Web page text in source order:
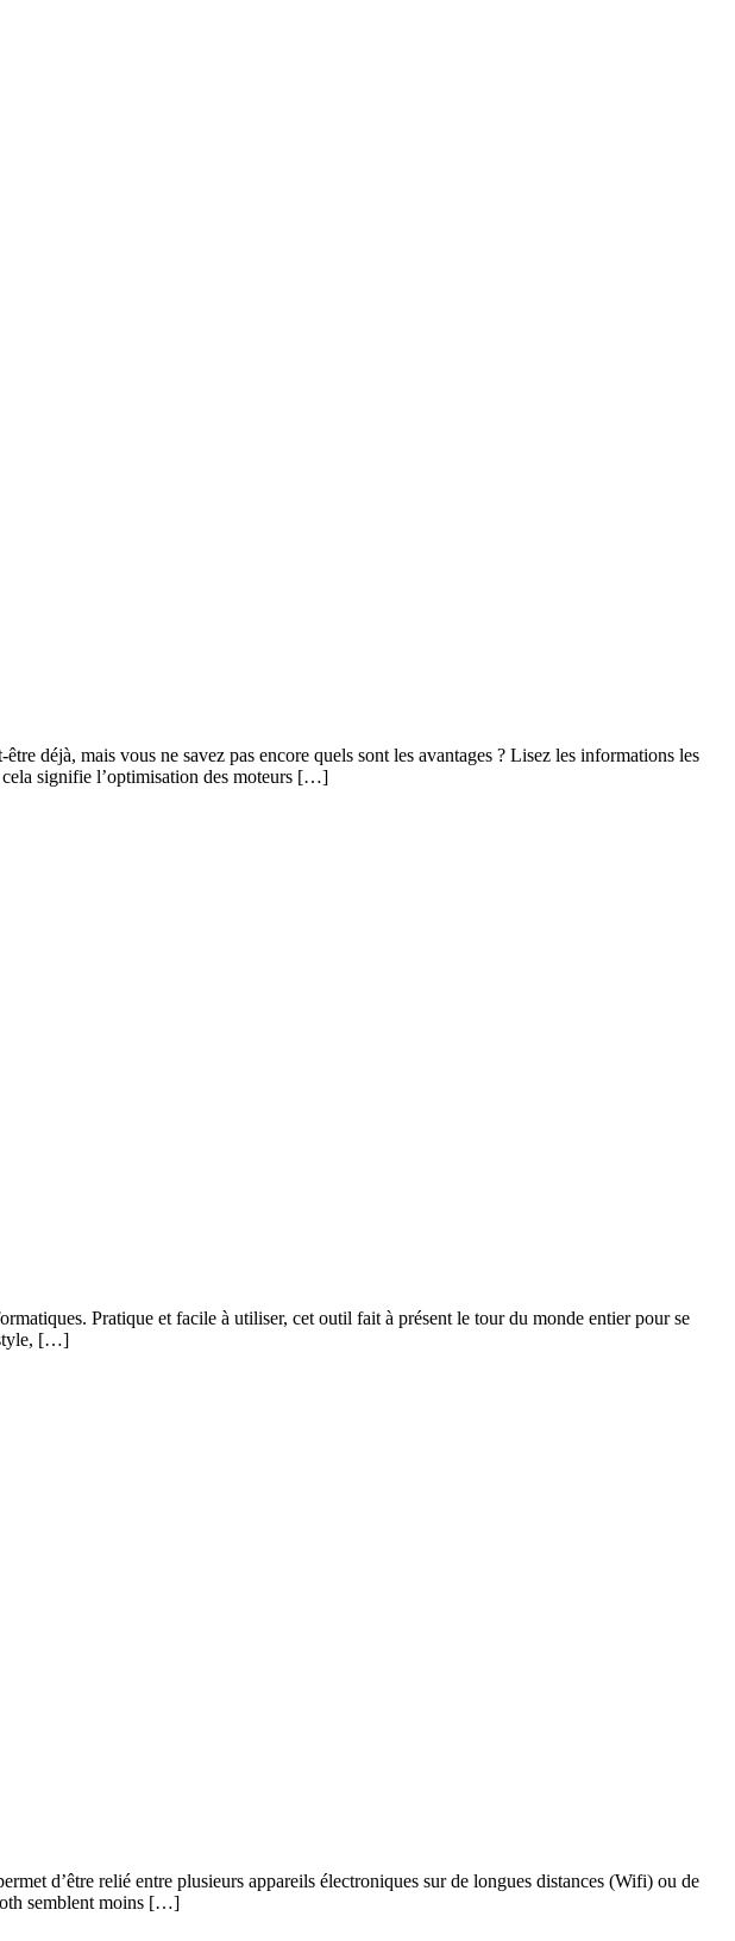
déjà, mais vous ne savez pas encore quels sont les avantages ? Lisez les informations les
signifie l’optimisation des moteurs […]
Pratique et facile à utiliser, cet outil fait à présent le tour du monde entier pour se
style, […]
d’être relié entre plusieurs appareils électroniques sur de longues distances (Wifi) ou de
semblent moins […]